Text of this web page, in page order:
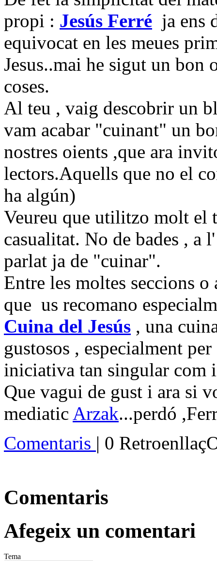
propi : Jesús Ferré ja ens
equivocat en les meues
Jesus..mai he sigut un bon
coses.
Al teu , vaig descobrir un
vam acabar "cuinant" un
nostres oients ,que ara
lectors.Aquells que no el
ha algún)
Veureu que utilitzo molt el
casualitat. No de bades , a
parlat ja de "cuinar".
Entre les moltes seccions
que us recomano
Cuina del Jesús , una
gustosos , especialment
iniciativa tan singular com
Que vagui de gust i ara si
mediatic Arzak...perdó
Comentaris | 0
Comentaris
Afegeix un comentari
Tema